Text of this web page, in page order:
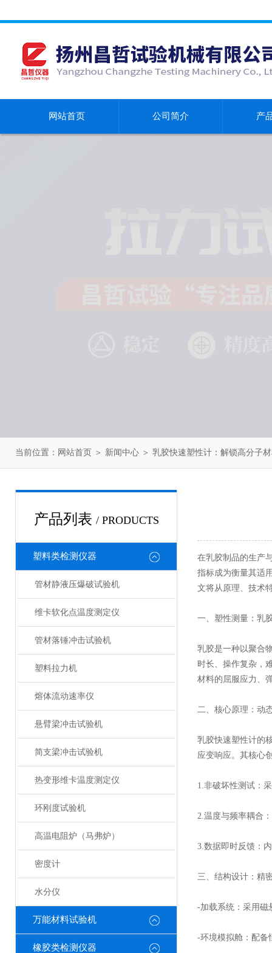
网站首页 公司简介 产
当前位置： 网站首页 ＞ 新闻中心 ＞ 乳胶快速塑性计：解锁高分子
产品列表 / PRODUCTS
塑料类检测仪器
管材静液压爆破试验机
维卡软化点温度测定仪
管材落锤冲击试验机
塑料拉力机
熔体流动速率仪
悬臂梁冲击试验机
简支梁冲击试验机
热变形维卡温度测定仪
环刚度试验机
高温电阻炉（马弗炉）
密度计
水分仪
万能材料试验机
橡胶类检测仪器
在乳胶制品的生产
指标成为衡量其适
文将从原理、技术
一、塑性测量：乳
乳胶是一种以聚合
时长、操作复杂，
材料的屈服应力、
二、核心原理：动
乳胶快速塑性计的
应变响应。其核心
1.非破坏性测试：
2.温度与频率耦合
3.数据即时反馈：
三、结构设计：精
-加载系统：采用磁
-环境模拟舱：配备